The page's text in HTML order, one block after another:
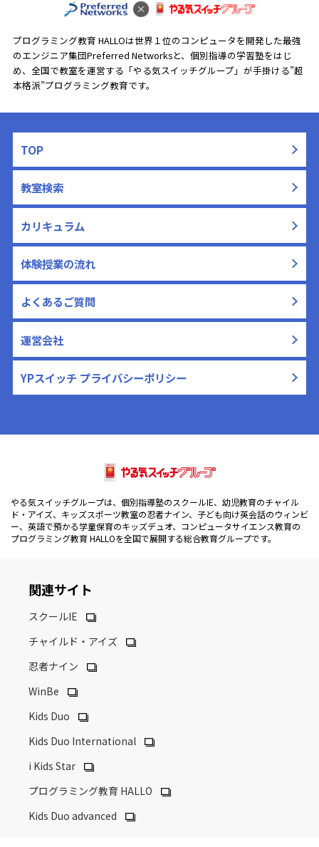
プログラミング教育 HALLOは世界１位のコンピュータを開発した最強
のエンジニア集団Preferred Networksと、 個別指導の学習塾をはじ
め、全国で教室を運営する「やる気スイッチグループ」が手掛ける”超
本格派”プログラミング教育です。
TOP
教室検索
カリキュラム
体験授業の流れ
よくあるご質問
運営会社
YPスイッチ プライバシーポリシー
やる気スイッチグループは、個別指導塾のスクールIE、幼児教育のチャイル
ド・アイズ、キッズスポーツ教室の忍者ナイン、子ども向け英会話のウィンビ
ー、英語で預かる学童保育のキッズデュオ、コンピュータサイエンス教育の
プログラミング教育 HALLOを全国で展開する総合教育グループです。
関連サイト
スクールIE
チャイルド・アイズ
忍者ナイン
WinBe
Kids Duo
Kids Duo International
i Kids Star
プログラミング教育 HALLO
Kids Duo advanced